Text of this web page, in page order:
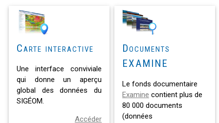
Carte interactive
Une interface conviviale
qui donne un aperçu
global des données du
SIGÉOM.
Accéder
Documents
EXAMINE
Le fonds documentaire
Examine contient plus de
80 000 documents
(données